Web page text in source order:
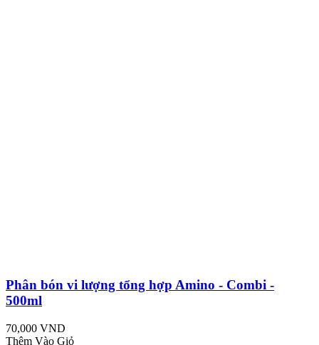
Phân bón vi lượng tổng hợp Amino - Combi -
500ml
70,000 VND
Thêm Vào Giỏ